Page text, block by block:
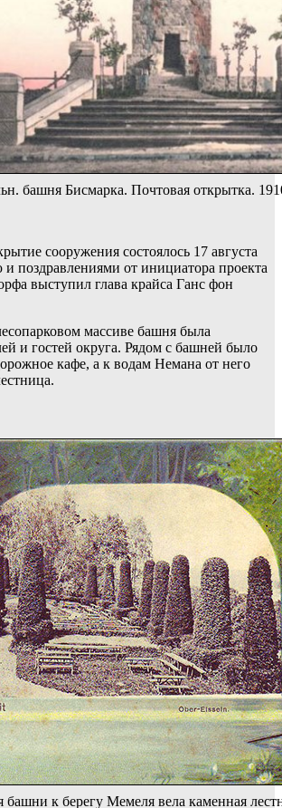
башня Бисмарка. Почтовая открытка.
сооружения состоялось 17 августа
и поздравлениями от инициатора проекта
выступил глава крайса Ганс фон
массиве башня была
и гостей округа. Рядом с башней было
кафе, а к водам Немана от него
к берегу Мемеля вела каменная